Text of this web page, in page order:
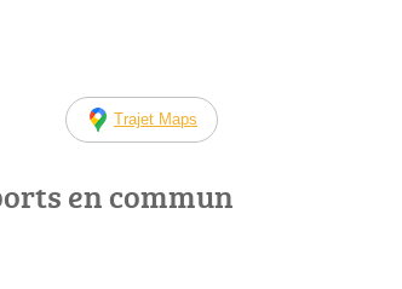
Trajet Maps
en commun